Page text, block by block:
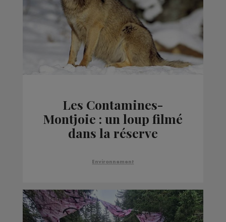
Les Contamines-
Montjoie : un loup filmé
dans la réserve
Environnement